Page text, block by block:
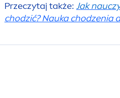
Przeczytaj także: Jak
chodzić? Nauka chodzenia